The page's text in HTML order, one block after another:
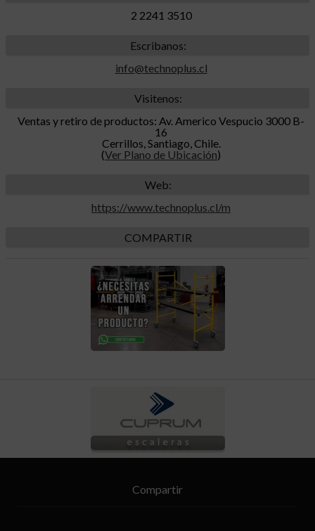
2 2241 3510
Escribanos:
info@technoplus.cl
Visitenos:
Ventas y retiro de productos: Av. Americo Vespucio 3000 B-
16
Cerrillos, Santiago, Chile.
(Ver Plano de Ubicación)
Web:
https://www.technoplus.cl/m
COMPARTIR
Compartir